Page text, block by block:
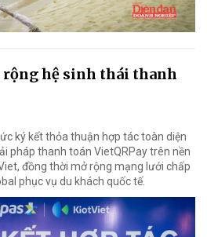
rộng hệ sinh thái thanh
ký kết thỏa thuận hợp tác toàn diện
pháp thanh toán VietQRPay trên nền
đồng thời mở rộng mạng lưới chấp
phục vụ du khách quốc tế.